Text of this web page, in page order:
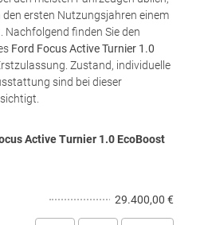
ersten Nutzungsjahren einem
Nachfolgend finden Sie den
Ford Focus Active Turnier 1.0
Zustand, individuelle
sind bei dieser
Active Turnier 1.0 EcoBoost
29.400,00 €